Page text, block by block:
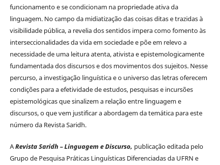
funcionamento e se condicionam na propriedade ativa da
linguagem. No campo da midiatização das coisas ditas e trazidas à
visibilidade pública, a revelia dos sentidos impera como fomento às
interseccionalidades da vida em sociedade e põe em relevo a
necessidade de uma leitura atenta, ativista e epistemologicamente
fundamentada dos discursos e dos movimentos dos sujeitos. Nesse
percurso, a investigação linguística e o universo das letras oferecem
condições para a efetividade de estudos, pesquisas e incursões
epistemológicas que sinalizem a relação entre linguagem e
discursos, o que vem justificar a abordagem da temática para este
número da Revista Saridh.
ARevista Saridh – Linguagem e Discurso, publicação editada pelo
Grupo de Pesquisa Práticas Linguísticas Diferenciadas da UFRN e